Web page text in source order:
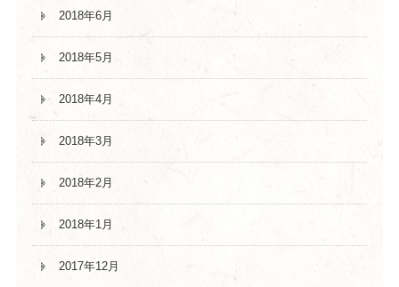
2018年6月
2018年5月
2018年4月
2018年3月
2018年2月
2018年1月
2017年12月